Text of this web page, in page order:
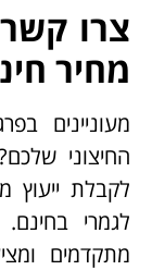
צרו
מחיר
מעוניינים
החיצוני
לקבלת ייעוץ
לגמרי
מתקדמים